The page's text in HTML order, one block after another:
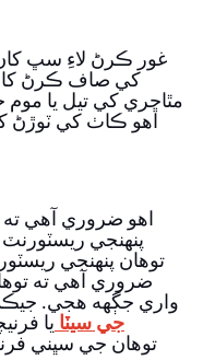
غور ڪرڻ لاءِ سڀ
کي صاف ڪرڻ
مٿاڇري کي تيل يا
اهو ڪاٺ کي ٽوڙڻ
اهو ضروري آهي ته
پنهنجي
توهان پنهنجي
ضروري آهي ته
واري جڳهه هجي.
جي سيٽا يا